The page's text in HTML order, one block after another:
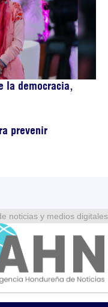
la democracia,
prevenir
noticias y medios digitales